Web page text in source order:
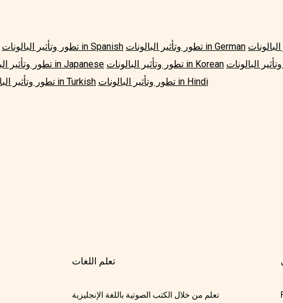
تطور وتأثير البالونات in Spanish تطور وتأثير البالونات in German
تطور وتأثير البالونات in Japanese تطور وتأثير البالونات in Korean
تطور وتأثير البالونات in Turkish تطور وتأثير البالونات in Hindi
تعلم اللغات
تعلم من خلال الكتب الصوتية باللغة الإنجليزية